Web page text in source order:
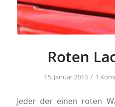
Roten
15. Januar 2013 / 1
Jeder der einen roten